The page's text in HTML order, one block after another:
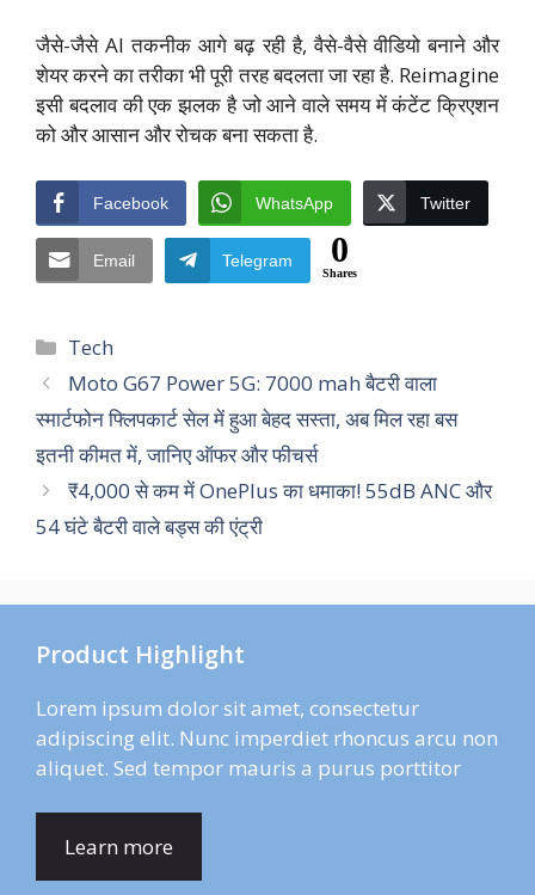
जैसे-जैसे AI तकनीक आगे बढ़ रही है, वैसे-वैसे वीडियो बनाने और
शेयर करने का तरीका भी पूरी तरह बदलता जा रहा है. Reimagine
इसी बदलाव की एक झलक है जो आने वाले समय में कंटेंट क्रिएशन
को और आसान और रोचक बना सकता है.
Facebook WhatsApp Twitter
Email Telegram 0
Shares
Categories
Tech
Moto G67 Power 5G: 7000 mah बैटरी वाला
स्मार्टफोन फ्लिपकार्ट सेल में हुआ बेहद सस्ता, अब मिल रहा बस
इतनी कीमत में, जानिए ऑफर और फीचर्स
₹4,000 से कम में OnePlus का धमाका! 55dB ANC और
54 घंटे बैटरी वाले बड्स की एंट्री
Product Highlight
Lorem ipsum dolor sit amet, consectetur
adipiscing elit. Nunc imperdiet rhoncus arcu non
aliquet. Sed tempor mauris a purus porttitor
Learn more